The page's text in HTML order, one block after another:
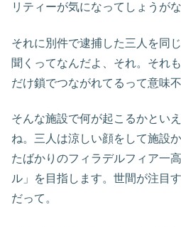
リティーが気になってしょうが
それに別件で逮捕した三人を同
聞くってなんだよ、それ。それ
だけ鎖でつながれてるって意味
そんな施設で何が起こるかとい
ね。三人は涼しい顔をして施設
たばかりのフィラデルフィア一
ル」を目指します。世間が注目
だって。